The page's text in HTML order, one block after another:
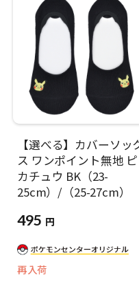
【選べる】カバーソッ
ス ワンポイント無地 ピ
カチュウ BK（23-
25cm）/（25-27cm）
495 円
再入荷